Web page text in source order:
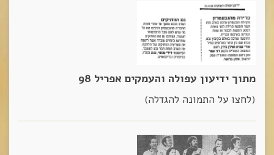
מתוך ידיעון עפולה והעמקים אפריל 98
(לחצו על התמונה להגדלה)